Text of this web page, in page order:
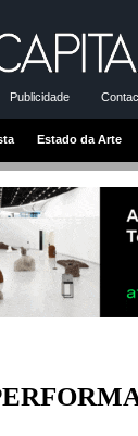
Publicidade
Estado da Arte